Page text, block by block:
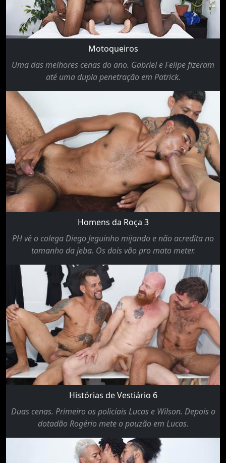
Motoqueiros
Uma das melhores cenas do ano. Gabriel e Felipe fizeram
até uma dupla penetração em Patrick.
Homens da Roça 3
PH vê o colega Diego Jeguinho mijando e não acredita no
tamanho da jeba. Os dois vão pro mato meter.
Histórias de Vestiário 6
Duas cenas. Primeiro os policiais Lucas e Wilson. Depois o
dotadão Rogério mete o pauzão em Lucas.